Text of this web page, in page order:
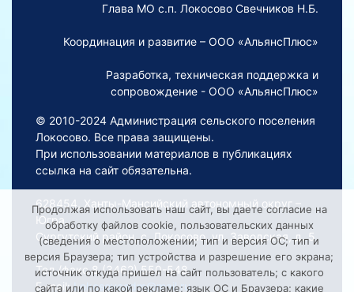
Глава МО с.п. Локосово Свечников Н.Б.
Координация и развитие – ООО «АльянсПлюс»
Разработка, техническая поддержка и
сопровождение - ООО «АльянсПлюс»
© 2010-2024 Администрация сельского поселения
Локосово. Все права защищены.
При использовании материалов в публикациях
ссылка на сайт обязательна.
628454, Ханты-Мансийский автономный округ –
Югра,
Сургутский район, с. Локосово, ул. Заводская, д. 5
Тел./факс 8 (3462) 550-548
E-mail:Lokosovoadm@mail.ru
Продолжая использовать наш сайт, вы даете согласие на
обработку файлов cookie, пользовательских данных
(сведения о местоположении; тип и версия ОС; тип и
версия Браузера; тип устройства и разрешение его экрана;
источник откуда пришел на сайт пользователь; с какого
сайта или по какой рекламе; язык ОС и Браузера; какие